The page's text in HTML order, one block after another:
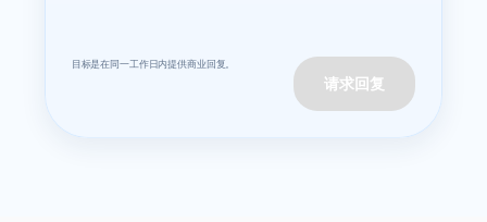
目标是在同一工作日内提供商业回复。
请求回复